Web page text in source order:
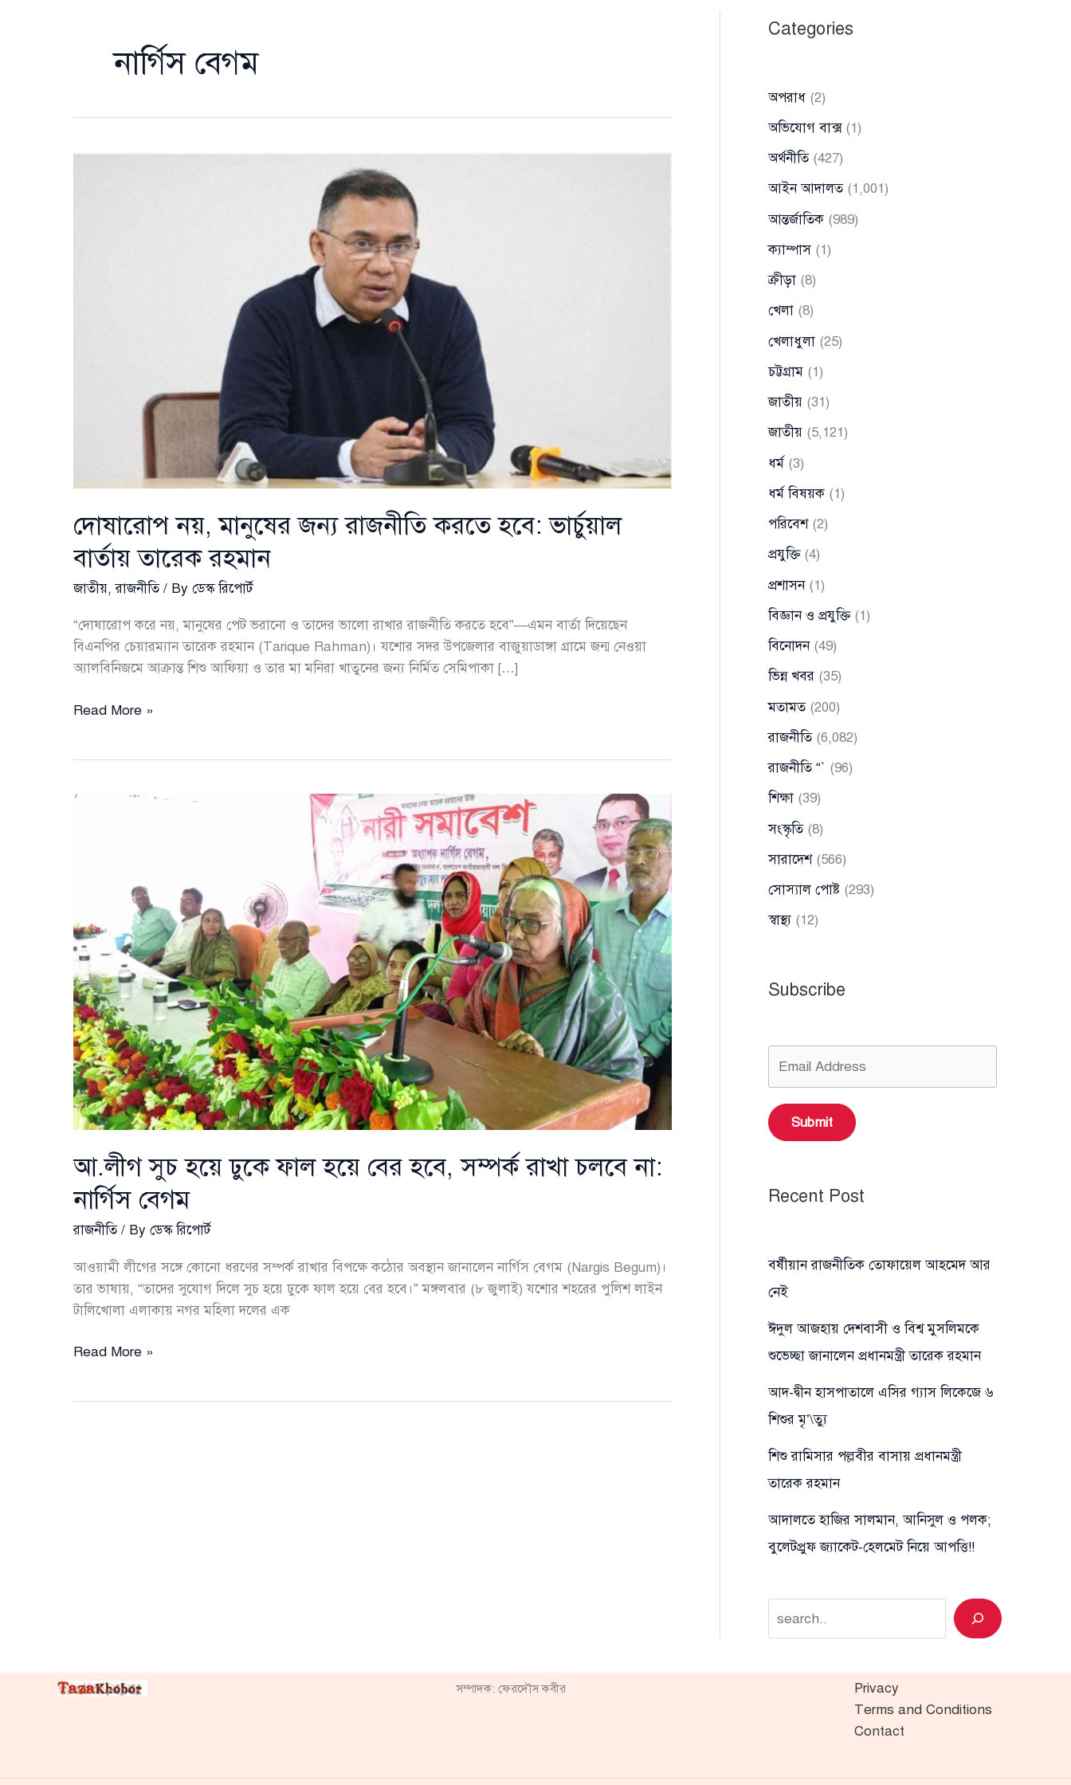
নার্গিস বেগম
দোষারোপ নয়, মানুষের জন্য রাজনীতি করতে হবে: ভার্চুয়াল
বার্তায় তারেক রহমান
জাতীয়,রাজনীতি/ By ডেস্ক রিপোর্ট
“দোষারোপ করে নয়, মানুষের পেট ভরানো ও তাদের ভালো রাখার রাজনীতি করতে হবে”—এমন বার্তা দিয়েছেন
বিএনপির চেয়ারম্যান তারেক রহমান (Tarique Rahman)। যশোর সদর উপজেলার বাজুয়াডাঙ্গা গ্রামে জন্ম নেওয়া
অ্যালবিনিজমে আক্রান্ত শিশু আফিয়া ও তার মা মনিরা খাতুনের জন্য নির্মিত সেমিপাকা […]
দোষারোপ
রাজনীতি
রহমান
Read More »
আ.লীগ সুচ হয়ে ঢুকে ফাল হয়ে বের হবে, সম্পর্ক রাখা চলবে না:
নার্গিস বেগম
রাজনীতি/ By ডেস্ক রিপোর্ট
আওয়ামী লীগের সঙ্গে কোনো ধরণের সম্পর্ক রাখার বিপক্ষে কঠোর অবস্থান জানালেন নার্গিস বেগম (Nargis Begum)।
তার ভাষায়, “তাদের সুযোগ দিলে সুচ হয়ে ঢুকে ফাল হয়ে বের হবে।” মঙ্গলবার (৮ জুলাই) যশোর শহরের পুলিশ লাইন
টালিখোলা এলাকায় নগর মহিলা দলের এক
আ.লীগ
Read More »
Categories
অপরাধ (2)
অভিযোগ বাক্স(1)
অর্থনীতি(427)
আইন আদালত(1,001)
আন্তর্জাতিক (989)
ক্যাম্পাস (1)
ক্রীড়া (8)
খেলা (8)
খেলাধুলা (25)
চট্টগ্রাম (1)
জাতীয় (31)
জাতীয় (5,121)
ধর্ম (3)
ধর্ম বিষয়ক (1)
পরিবেশ(2)
প্রযুক্তি(4)
প্রশাসন(1)
বিজ্ঞান ও প্রযুক্তি(1)
বিনোদন(49)
ভিন্ন খবর (35)
মতামত(200)
রাজনীতি(6,082)
রাজনীতি “` (96)
শিক্ষা (39)
সংস্কৃতি(8)
সারাদেশ(566)
সোস্যাল পোষ্ট (293)
স্বাস্থ্য (12)
Subscribe
Submit
Recent Post
বর্ষীয়ান রাজনীতিক তোফায়েল আহমেদ আর
নেই
ঈদুল আজহায় দেশবাসী ও বিশ্ব মুসলিমকে
শুভেচ্ছা জানালেন প্রধানমন্ত্রী তারেক রহমান
আদ-দ্বীন হাসপাতালে এসির গ্যাস লিকেজে ৬
শিশুর মৃ’\ত্যু
শিশু রামিসার পল্লবীর বাসায় প্রধানমন্ত্রী
তারেক রহমান
আদালতে হাজির সালমান, আনিসুল ও পলক;
বুলেটপ্রুফ জ্যাকেট-হেলমেট নিয়ে আপত্তি!!
সম্পাদক: ফেরদৌস কবীর
Privacy
Terms and Conditions
Contact